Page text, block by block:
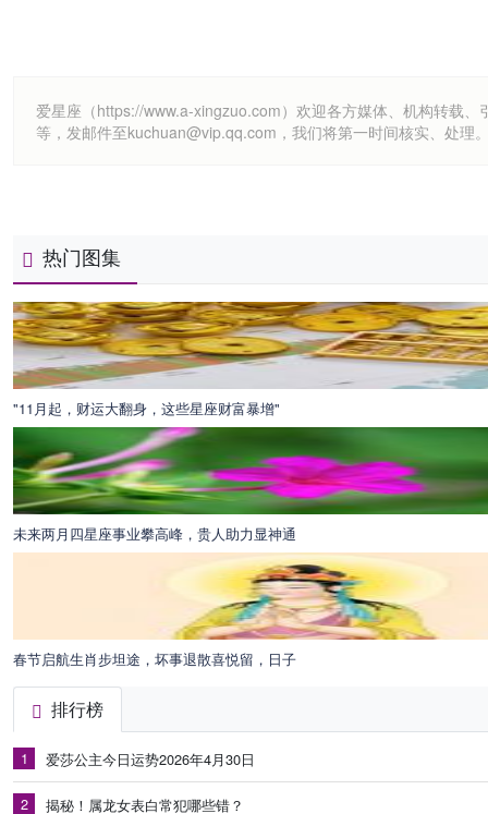
爱星座（https://www.a-xingzuo.com）欢迎各方媒体、机构转载
等，发邮件至kuchuan@vip.qq.com，我们将第一时间核实、处理
热门图集
"11月起，财运大翻身，这些星座财富暴增"
未来两月四星座事业攀高峰，贵人助力显神通
春节启航生肖步坦途，坏事退散喜悦留，日子
排行榜
1 爱莎公主今日运势2026年4月30日
2 揭秘！属龙女表白常犯哪些错？